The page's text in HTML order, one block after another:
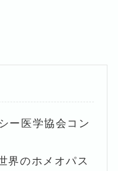
ー医学協会コン
のホメオパス